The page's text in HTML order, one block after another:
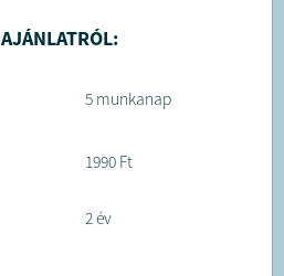
5 munkanap
1990 Ft
2 év